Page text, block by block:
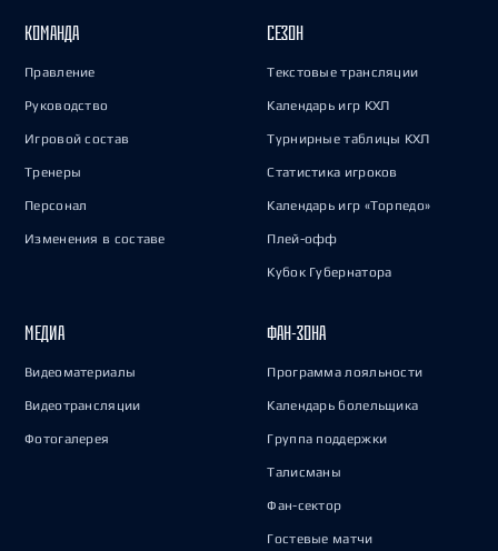
КОМАНДА
Правление
Руководство
Игровой состав
Тренеры
Персонал
Изменения в составе
СЕЗОН
Текстовые трансляции
Календарь игр КХЛ
Турнирные таблицы КХЛ
Статистика игроков
Календарь игр «Торпедо»
Плей-офф
Кубок Губернатора
МЕДИА
Видеоматериалы
Видеотрансляции
Фотогалерея
ФАН-ЗОНА
Программа лояльности
Календарь болельщика
Группа поддержки
Талисманы
Фан-сектор
Гостевые матчи